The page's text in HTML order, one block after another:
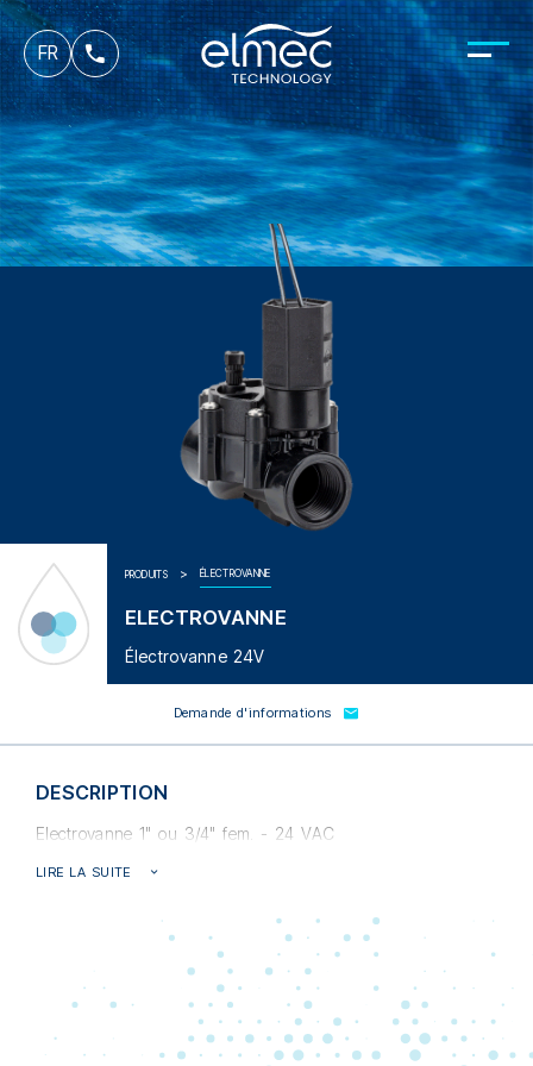
FR
es
it
PRODUITS ÉLECTROVANNE
ELECTROVANNE
Électrovanne 24V
DESCRIPTION
Electrovanne 1" ou 3/4" fem. - 24 VAC
LIRE LA SUITE
Demande d'informations